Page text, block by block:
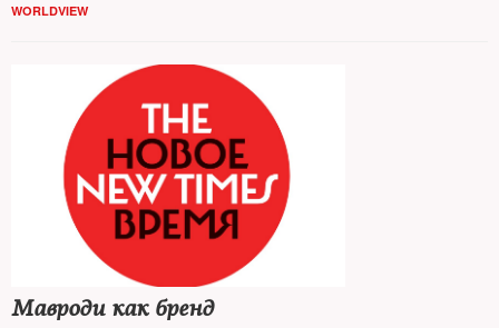
WORLDVIEW
Мавроди как бренд